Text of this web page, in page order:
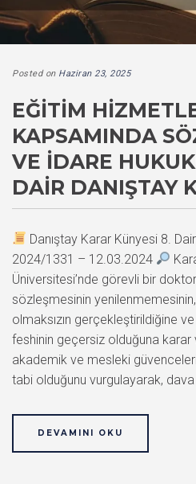
Posted on Haziran 23, 2025
EĞITIM
KAPSAMINDA
VE İDARE
DAIR DANIŞTAY
Danıştay Karar Künyesi 8.
2024/1331 – 12.03.2024
Üniversitesi’nde görevli bir
sözleşmesinin
olmaksızın gerçekleştirildiğine
feshinin geçersiz olduğuna karar
akademik ve mesleki
tabi olduğunu vurgulayarak,
DEVAMINI OKU